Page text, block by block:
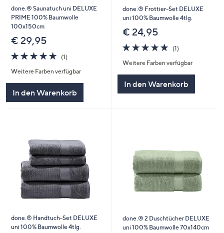
done.® Saunatuch uni DELUXE
PRIME 100% Baumwolle
100x150cm
€ 29,95
5.0
von
5
(1)1
Weitere Farben verfügbar
In den Warenkorb
done.® Frottier-Set DELUXE
uni 100% Baumwolle 4tlg.
€ 24,95
5.0
von
5
(1)1
Weitere Farben verfügbar
In den Warenkorb
done.® Handtuch-Set DELUXE
uni 100% Baumwolle 4tlg.
done.® 2 Duschtücher DELUXE
uni 100% Baumwolle 70x140cm